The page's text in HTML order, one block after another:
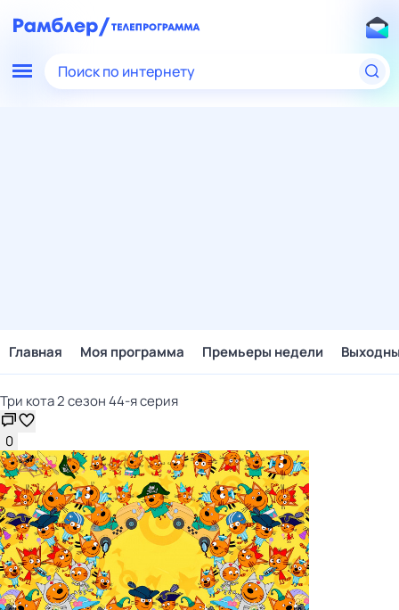
Поиск по интернету
Главная Моя программа Премьеры недели
Три кота 2 сезон 44-я серия
0